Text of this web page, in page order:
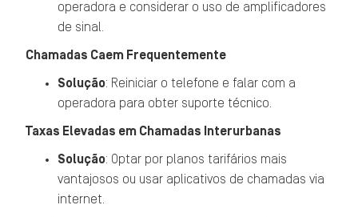
operadora e considerar o uso de amplificadores
de sinal.
Chamadas Caem Frequentemente
Solução: Reiniciar o telefone e falar com a
operadora para obter suporte técnico.
Taxas Elevadas em Chamadas Interurbanas
Solução: Optar por planos tarifários mais
vantajosos ou usar aplicativos de chamadas via
internet.